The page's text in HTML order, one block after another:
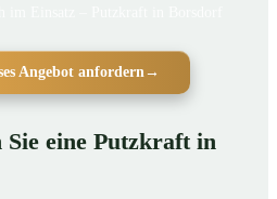
Angebot anfordern→
Sie eine Putzkraft in